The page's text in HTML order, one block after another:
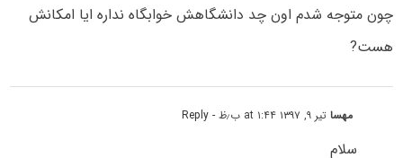
چون متوجه شدم اون چد دانشگاهش خوابگاه نداره ایا امکانش
هست?
مهساتیر ۹, ۱۳۹۷ at ۱:۴۴ ب٫ظ - Reply
سلام